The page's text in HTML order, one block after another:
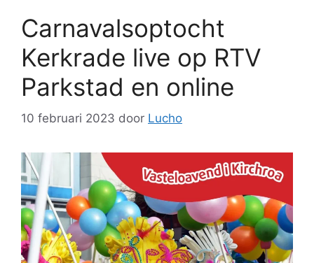
Carnavalsoptocht
Kerkrade live op RTV
Parkstad en online
10 februari 2023 door Lucho